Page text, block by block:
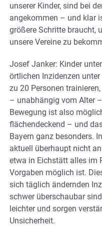
unserer Kinder, sind bei
angekommen – und klar
größere Schritte braucht,
unsere Vereine zu
Josef Janker: Kinder
örtlichen Inzidenzen
zu 20 Personen
– unabhängig vom Alter
Bewegung ist also
flächendeckend – und
Bayern ganz besonders.
aktuell überhaupt nicht
etwa in Eichstätt alles im
Vorgaben möglich ist.
sich täglich ändernden
schwer überschaubar
leichter und sorgen
Unsicherheit.